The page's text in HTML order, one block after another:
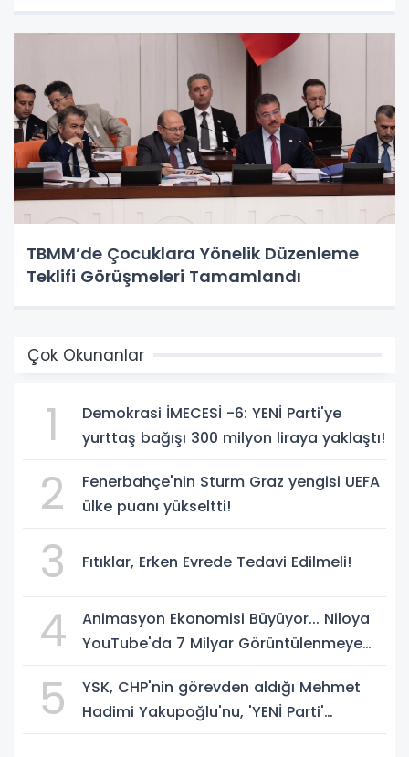
TBMM’de Çocuklara Yönelik Düzenleme
Teklifi Görüşmeleri Tamamlandı
Çok Okunanlar
1
Demokrasi İMECESİ -6: YENİ Parti'ye
yurttaş bağışı 300 milyon liraya yaklaştı!
2
Fenerbahçe'nin Sturm Graz yengisi UEFA
ülke puanı yükseltti!
3 Fıtıklar, Erken Evrede Tedavi Edilmeli!
4
Animasyon Ekonomisi Büyüyor... Niloya
YouTube'da 7 Milyar Görüntülenmeye
5
YSK, CHP'nin görevden aldığı Mehmet
Hadimi Yakupoğlu'nu, 'YENİ Parti'